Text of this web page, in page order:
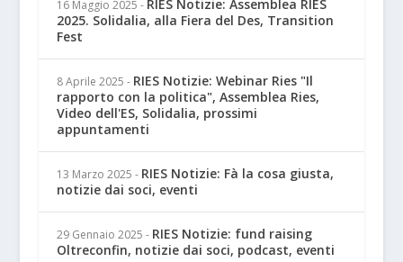
16 Maggio 2025 - RIES Notizie: Assemblea RIES
2025. Solidalia, alla Fiera del Des, Transition
Fest
8 Aprile 2025 - RIES Notizie: Webinar Ries "Il
rapporto con la politica", Assemblea Ries,
Video dell'ES, Solidalia, prossimi
appuntamenti
13 Marzo 2025 - RIES Notizie: Fà la cosa giusta,
notizie dai soci, eventi
29 Gennaio 2025 - RIES Notizie: fund raising
Oltreconfin, notizie dai soci, podcast, eventi